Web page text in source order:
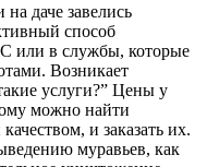
даче завелись
способ
или в службы, которые
Возникает
услуги?” Цены у
можно найти
и заказать их.
муравьев, как